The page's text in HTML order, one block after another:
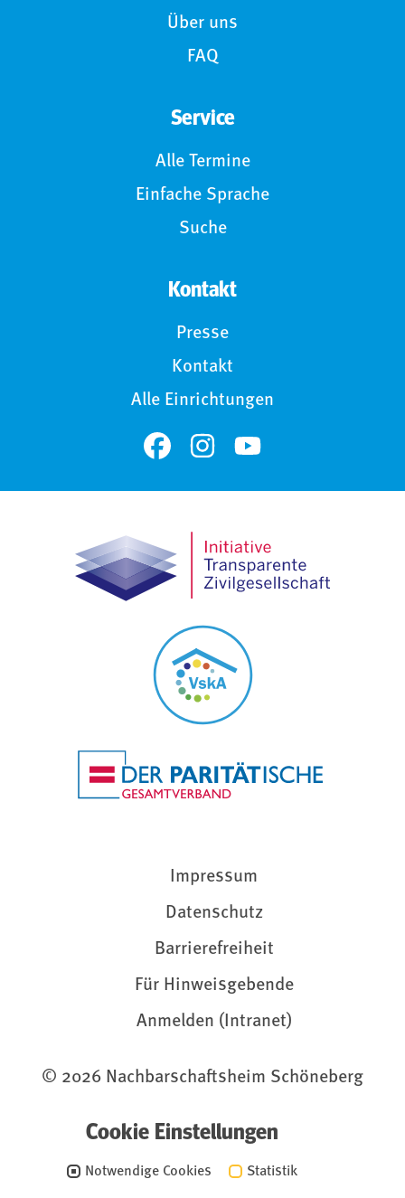
Über uns
FAQ
Service
Alle Termine
Einfache Sprache
Suche
Kontakt
Presse
Kontakt
Alle Einrichtungen
Impressum
Datenschutz
Barrierefreiheit
Für Hinweisgebende
Anmelden (Intranet)
© 2026 Nachbarschaftsheim Schöneberg
Cookie Einstellungen
Notwendige Cookies Statistik